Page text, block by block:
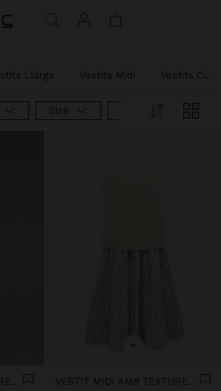
Llargs Vestits Midi Vestits
Size Product Type
VESTIT MIDI AMB TEXTURES COMBINADES
+
VESTIT MIDI AMB TEXTURES COMBINADES